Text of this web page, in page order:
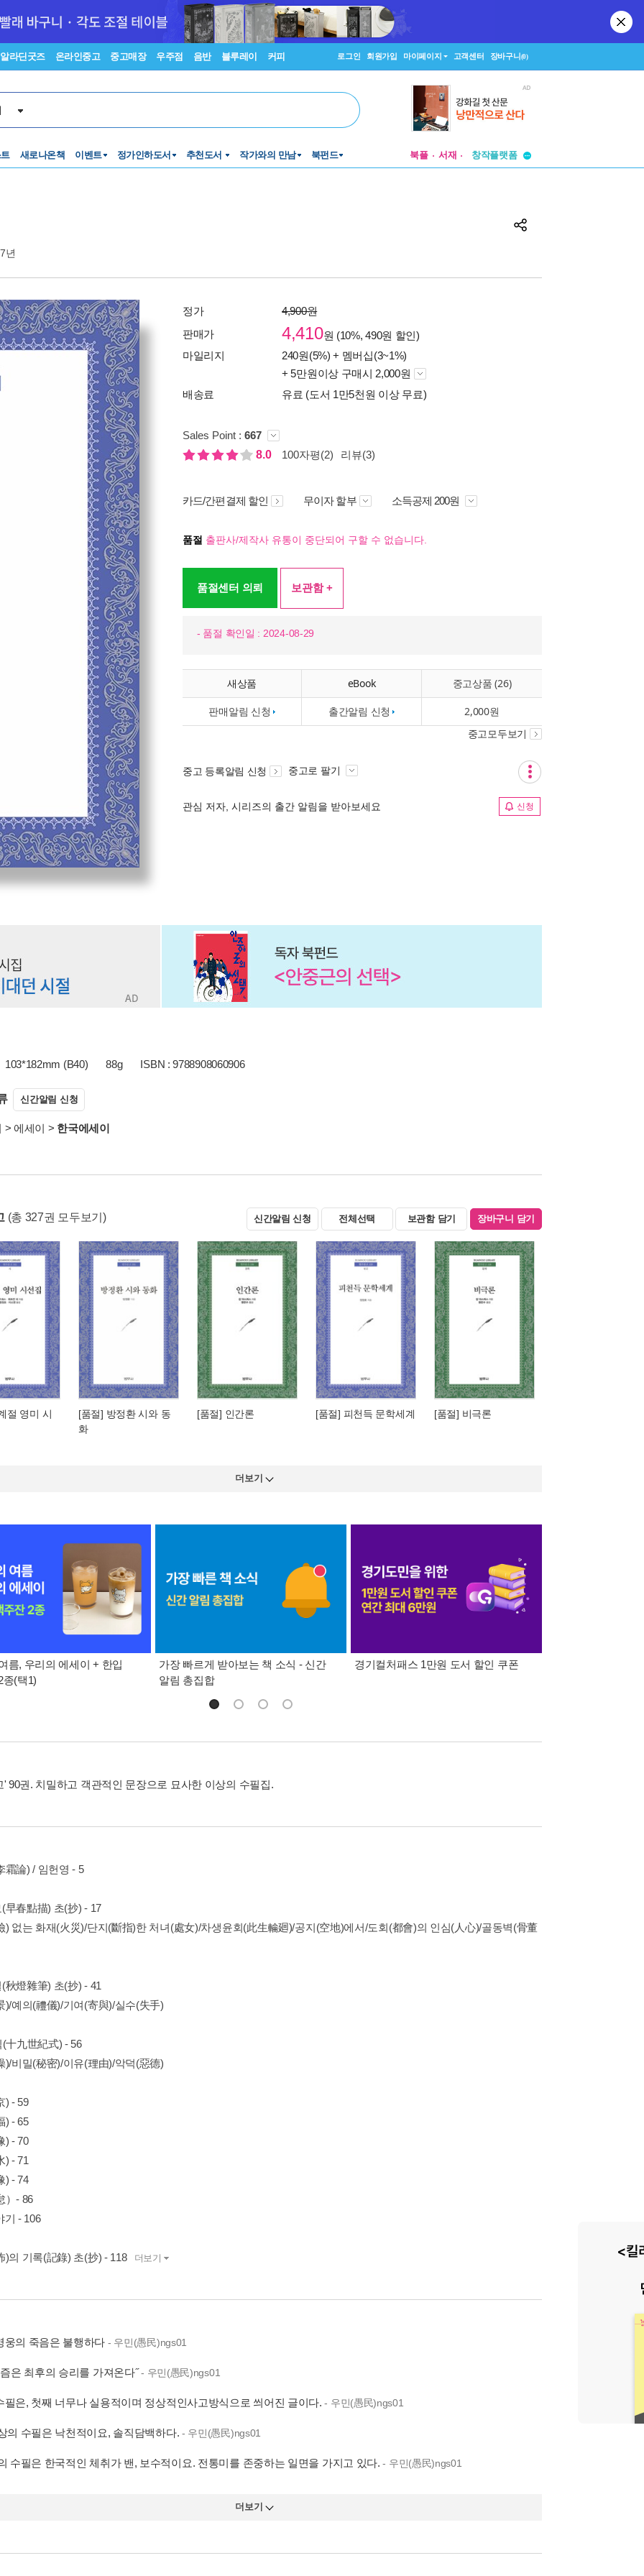
알라딘굿즈 온라인중고 중고매장 우주점 음반 블루레이 커피 로그인 회원가입 마이페이지 고객센터 장바구니(0)
새로나온책 이벤트 정가인하도서 추천도서 작가와의 만남 북펀드 북플 서재
창작플랫폼
년
정가
4,900원
판매가
4,410원 (10%, 490원 할인)
마일리지
240원(5%) + 멤버십(3~1%)
+ 5만원이상 구매시 2,000원
배송료
유료 (도서 1만5천원 이상 무료)
Sales Point : 667
8.0
100자평(2) 리뷰(3)
카드/간편결제 할인 무이자 할부 소득공제 200원
품절 출판사/제작사 유통이 중단되어 구할 수 없습니다.
품절센터 의뢰 보관함 +
- 품절 확인일 : 2024-08-29
새상품 eBook 중고상품 (26)
판매알림 신청 출간알림 신청 2,000원
중고모두보기
중고 등록알림 신청 중고로 팔기
관심 저자, 시리즈의 출간 알림을 받아보세요 신청
103*182mm (B40) 88g ISBN : 9788908060906
신간알림 신청
> 에세이 > 한국에세이
(총 327권 모두보기) 신간알림 신청 전체선택 보관함 담기 장바구니 담기
절 영미 시
[품절] 방정환 시와 동
화
[품절] 인간론 [품절] 피천득 문학세계 [품절] 비극론
더보기
름, 우리의 에세이 + 한입
종(택1)
가장 빠르게 받아보는 책 소식 - 신간
알림 총집합
경기컬처패스 1만원 도서 할인 쿠폰
' 90권. 치밀하고 객관적인 문장으로 묘사한 이상의 수필집.
霜論) / 임헌영 - 5
早春點描) 초(抄) - 17
) 없는 화재(火災)/단지(斷指)한 처녀(處女)/차생윤회(此生輪廻)/공지(空地)에서/도회(都會)의 인심(人心)/골동벽(骨董
秋燈雜筆) 초(抄) - 41
)/예의(禮儀)/기여(寄與)/실수(失手)
十九世紀式) - 56
)/비밀(秘密)/이유(理由)/악덕(惡德)
) - 59
) - 65
) - 70
) - 71
) - 74
）- 86
기 - 106
)의 기록(記錄) 초(抄) - 118 더보기
웅의 죽음은 불행하다 - 우민(愚民)ngs01
은 최후의 승리를 가져온다˝- 우민(愚民)ngs01
필은, 첫째 너무나 실용적이며 정상적인사고방식으로 씌어진 글이다.- 우민(愚民)ngs01
의 수필은 낙천적이요, 솔직담백하다. - 우민(愚民)ngs01
수필은 한국적인 체취가 밴, 보수적이요. 전통미를 존중하는 일면을 가지고 있다.- 우민(愚民)ngs01
더보기